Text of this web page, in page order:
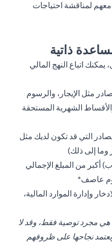
معهم لمناقشة احتياجات
ذاتية
اتباع النهج المالي
مثل الإيجار، والرسوم
الشهرية المستحقة
التي قد تكون لديك مثل
وما إلى ذلك)
أكبر من المبلغ الإجمالي
عاصف*
وإدارة الموارد المالية،
هي مجرد توصية فقط، وقد لا
نجاحها على ظروفهم